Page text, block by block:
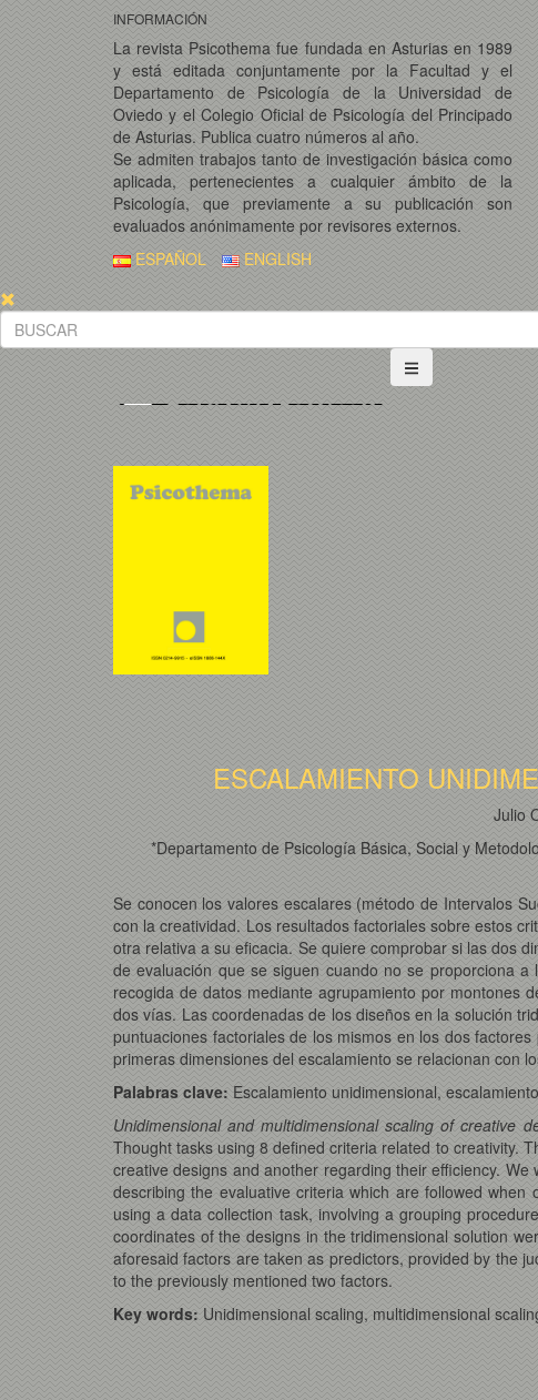
INFORMACIÓN
La revista Psicothema fue fundada en Asturias en 1989
y está editada conjuntamente por la Facultad y el
Departamento de Psicología de la Universidad de
Oviedo y el Colegio Oficial de Psicología del Principado
de Asturias. Publica cuatro números al año.
Se admiten trabajos tanto de investigación básica como
aplicada, pertenecientes a cualquier ámbito de la
Psicología, que previamente a su publicación son
evaluados anónimamente por revisores externos.
ESPAÑOL ENGLISH
ESCALAMIENTO
Julio
*Departamento de Psicología Básica, Social y
Se conocen los valores escalares (método de Intervalos
con la creatividad. Los resultados factoriales sobre estos
otra relativa a su eficacia. Se quiere comprobar si las dos
de evaluación que se siguen cuando no se proporciona
recogida de datos mediante agrupamiento por montones
dos vías. Las coordenadas de los diseños en la solución
puntuaciones factoriales de los mismos en los dos
primeras dimensiones del escalamiento se relacionan con
Palabras clave: Escalamiento unidimensional,
Unidimensional and multidimensional scaling of creative
Thought tasks using 8 defined criteria related to creativity.
creative designs and another regarding their efficiency.
describing the evaluative criteria which are followed
using a data collection task, involving a grouping
coordinates of the designs in the tridimensional solution
aforesaid factors are taken as predictors, provided by the
to the previously mentioned two factors.
Key words: Unidimensional scaling, multidimensional